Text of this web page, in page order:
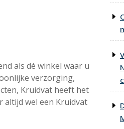
als dé winkel waar u
verzorging,
Kruidvat heeft het
altijd wel een Kruidvat